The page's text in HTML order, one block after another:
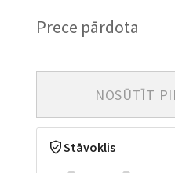
Prece pārdota
NOSŪTĪT
Stāvoklis